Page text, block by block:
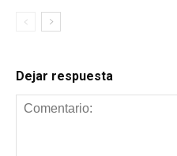
Dejar respuesta